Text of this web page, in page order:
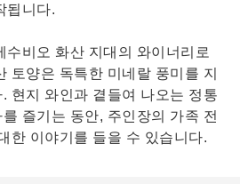
됩니다.
수비오 화산 지대의 와이너리로
토양은 독특한 미네랄 풍미를 지
현지 와인과 곁들여 나오는 정통
즐기는 동안, 주인장의 가족 전
한 이야기를 들을 수 있습니다.